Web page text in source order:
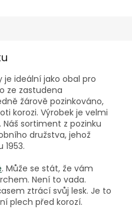
je ideální jako obal pro
ze zastudena
žárově pozinkováno,
korozi. Výrobek je velmi
sortiment z pozinku
družstva, jehož
. Může se stát, že vám
Není to vada.
ztrácí svůj lesk. Je to
plech před korozí.